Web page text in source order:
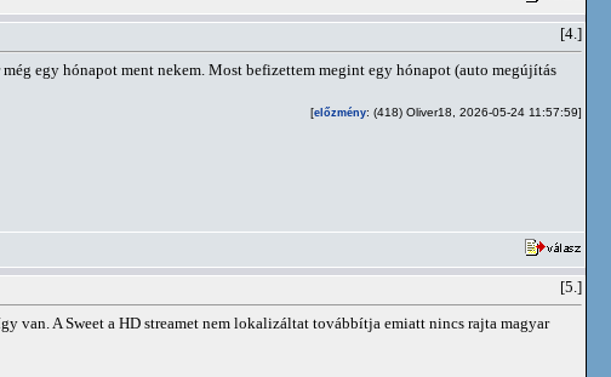
[4.]
egy hónapot ment nekem. Most befizettem megint egy hónapot (auto megújítás
[előzmény: (418) Oliver18, 2026-05-24 11:57:59]
[5.]
van. A Sweet a HD streamet nem lokalizáltat továbbítja emiatt nincs rajta magyar